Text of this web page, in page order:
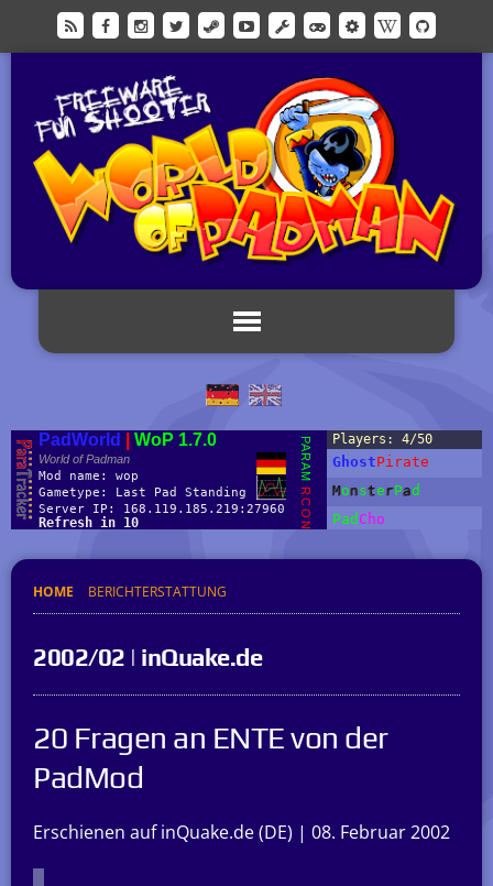
HOME BERICHTERSTATTUNG
2002/02 | inQuake.de
20 Fragen an ENTE von der
PadMod
Erschienen auf inQuake.de (DE) | 08. Februar 2002